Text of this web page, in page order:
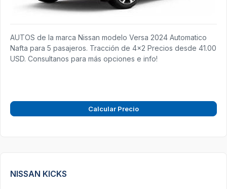
AUTOS de la marca Nissan modelo Versa 2024 Automatico
Nafta para 5 pasajeros. Tracción de 4x2 Precios desde 41.00
USD. Consultanos para más opciones e info!
Calcular Precio
NISSAN KICKS